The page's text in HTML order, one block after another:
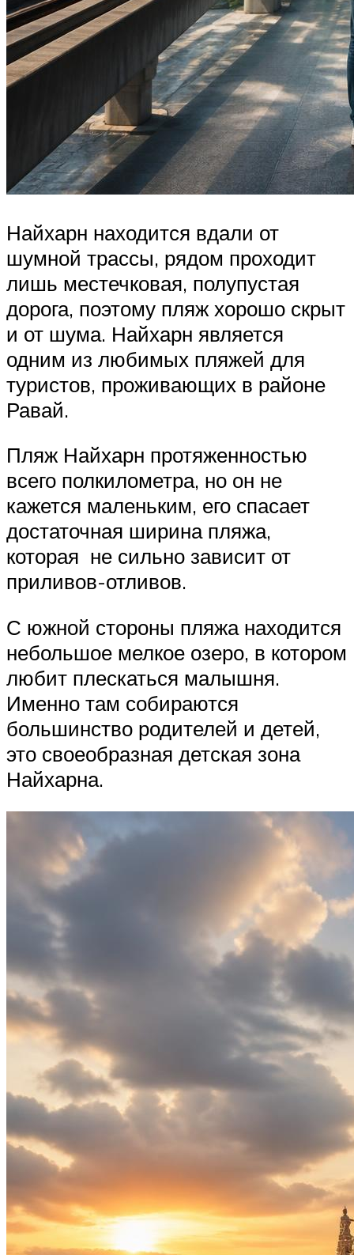
Найхарн находится вдали от
шумной трассы, рядом проходит
лишь местечковая, полупустая
дорога, поэтому пляж хорошо скрыт
и от шума. Найхарн является
одним из любимых пляжей для
туристов, проживающих в районе
Равай.
Пляж Найхарн протяженностью
всего полкилометра, но он не
кажется маленьким, его спасает
достаточная ширина пляжа,
которая не сильно зависит от
приливов-отливов.
С южной стороны пляжа находится
небольшое мелкое озеро, в котором
любит плескаться малышня.
Именно там собираются
большинство родителей и детей,
это своеобразная детская зона
Найхарна.